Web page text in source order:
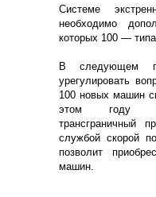
Системе
необходимо
которых 100 —
В следующем
урегулировать
100 новых машин
этом году
трансграничный
службой скорой
позволит
машин.